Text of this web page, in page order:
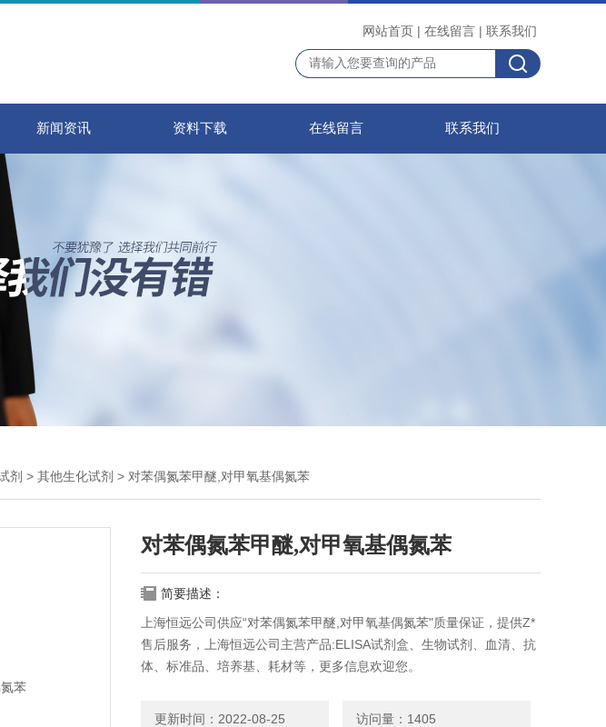
网站首页 | 在线留言 | 联系我们
新闻资讯 资料下载 在线留言 联系我们
剂 > 其他生化试剂 > 对苯偶氮苯甲醚,对甲氧基偶氮苯
对苯偶氮苯甲醚,对甲氧基偶氮苯
简要描述：
上海恒远公司供应“对苯偶氮苯甲醚,对甲氧基偶氮苯"质量保证，提供Z*
售后服务，上海恒远公司主营产品:ELISA试剂盒、生物试剂、血清、抗
体、标准品、培养基、耗材等，更多信息欢迎您。
更新时间：2022-08-25 访问量：1405